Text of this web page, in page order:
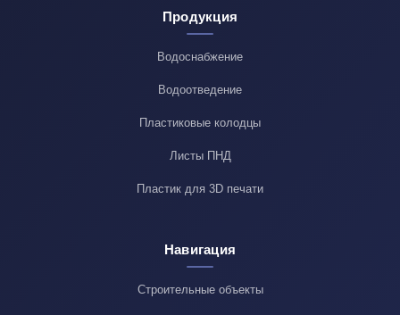
Продукция
Водоснабжение
Водоотведение
Пластиковые колодцы
Листы ПНД
Пластик для 3D печати
Навигация
Строительные объекты